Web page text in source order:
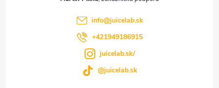
info@juicelab.sk
+421949186915
juicelab.sk/
@juicelab.sk